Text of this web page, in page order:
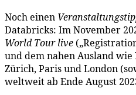
Noch einen
Databricks: Im November
World Tour live
und dem nahen Ausland
Zürich, Paris und London
weltweit ab Ende August